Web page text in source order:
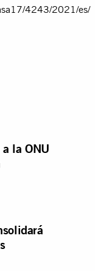
4243/2021/es/
la ONU